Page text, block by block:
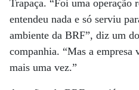
Trapaça. “Foi uma operação
entendeu nada e só serviu
ambiente da BRF”, diz um
companhia. “Mas a empresa
mais uma vez.”